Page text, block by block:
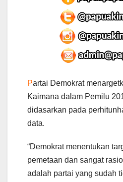
Partai Demokrat
Kaimana dalam Pemilu
didasarkan pada
data.
“Demokrat menentukan
pemetaan dan sangat
adalah partai yang sudah